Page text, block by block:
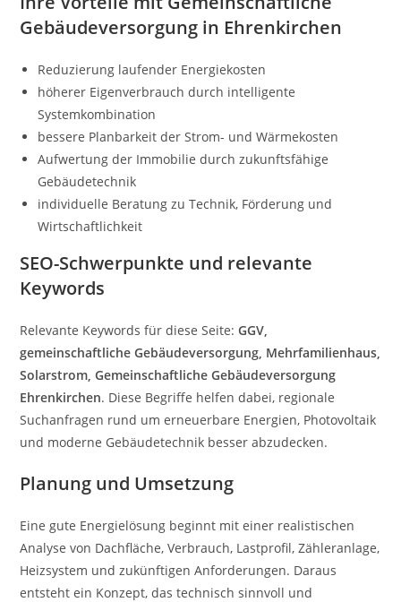
Gebäudeversorgung in Ehrenkirchen
Reduzierung laufender Energiekosten
höherer Eigenverbrauch durch intelligente
Systemkombination
bessere Planbarkeit der Strom- und Wärmekosten
Aufwertung der Immobilie durch zukunftsfähige
Gebäudetechnik
individuelle Beratung zu Technik, Förderung und
Wirtschaftlichkeit
SEO-Schwerpunkte und relevante
Keywords
Relevante Keywords für diese Seite:GGV,
gemeinschaftliche Gebäudeversorgung, Mehrfamilienhaus,
Solarstrom, Gemeinschaftliche Gebäudeversorgung
Ehrenkirchen. Diese Begriffe helfen dabei, regionale
Suchanfragen rund um erneuerbare Energien, Photovoltaik
und moderne Gebäudetechnik besser abzudecken.
Planung und Umsetzung
Eine gute Energielösung beginnt mit einer realistischen
Analyse von Dachfläche, Verbrauch, Lastprofil, Zähleranlage,
Heizsystem und zukünftigen Anforderungen. Daraus
entsteht ein Konzept, das technisch sinnvoll und